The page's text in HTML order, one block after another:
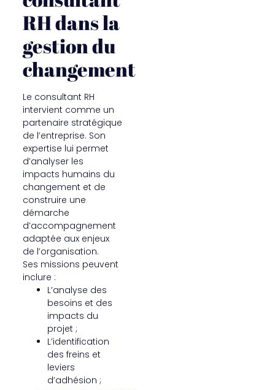
RH dans la
gestion du
changement
Le consultant RH
intervient comme un
partenaire stratégique
de l’entreprise. Son
expertise lui permet
d’analyser les
impacts humains du
changement et de
construire une
démarche
d’accompagnement
adaptée aux enjeux
de l’organisation.
Ses missions peuvent
inclure :
L’analyse des
besoins et des
impacts du
projet ;
L’identification
des freins et
leviers
d’adhésion ;